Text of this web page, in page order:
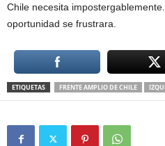
Chile necesita
oportunidad se frustrara.
ETIQUETAS FRENTE AMPLIO DE CHILE